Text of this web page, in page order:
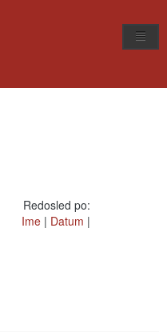
Redosled po:
Ime | Datum |